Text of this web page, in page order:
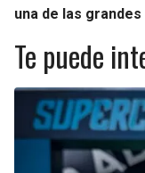
una de las
Te puede